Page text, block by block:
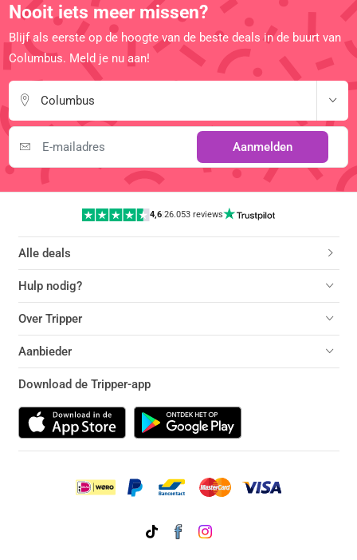
Nooit iets meer missen?
Blijf als eerste op de hoogte van de beste deals in de buurt van
Columbus. Meld je nu aan!
Columbus
Aanmelden
4,6 |26.053 reviews
Alle deals
Hulp nodig?
Over Tripper
Aanbieder
Download de Tripper-app